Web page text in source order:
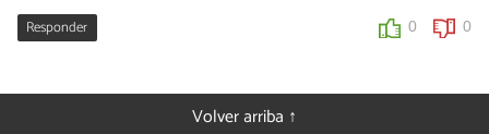
Responder 0 0
Volver arriba ↑